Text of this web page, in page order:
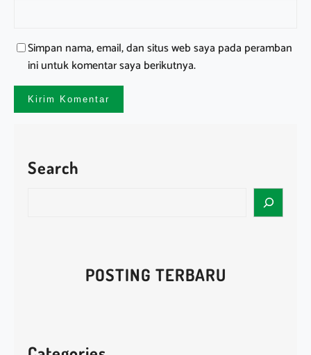
Simpan nama, email, dan situs web saya pada peramban
ini untuk komentar saya berikutnya.
Search
POSTING TERBARU